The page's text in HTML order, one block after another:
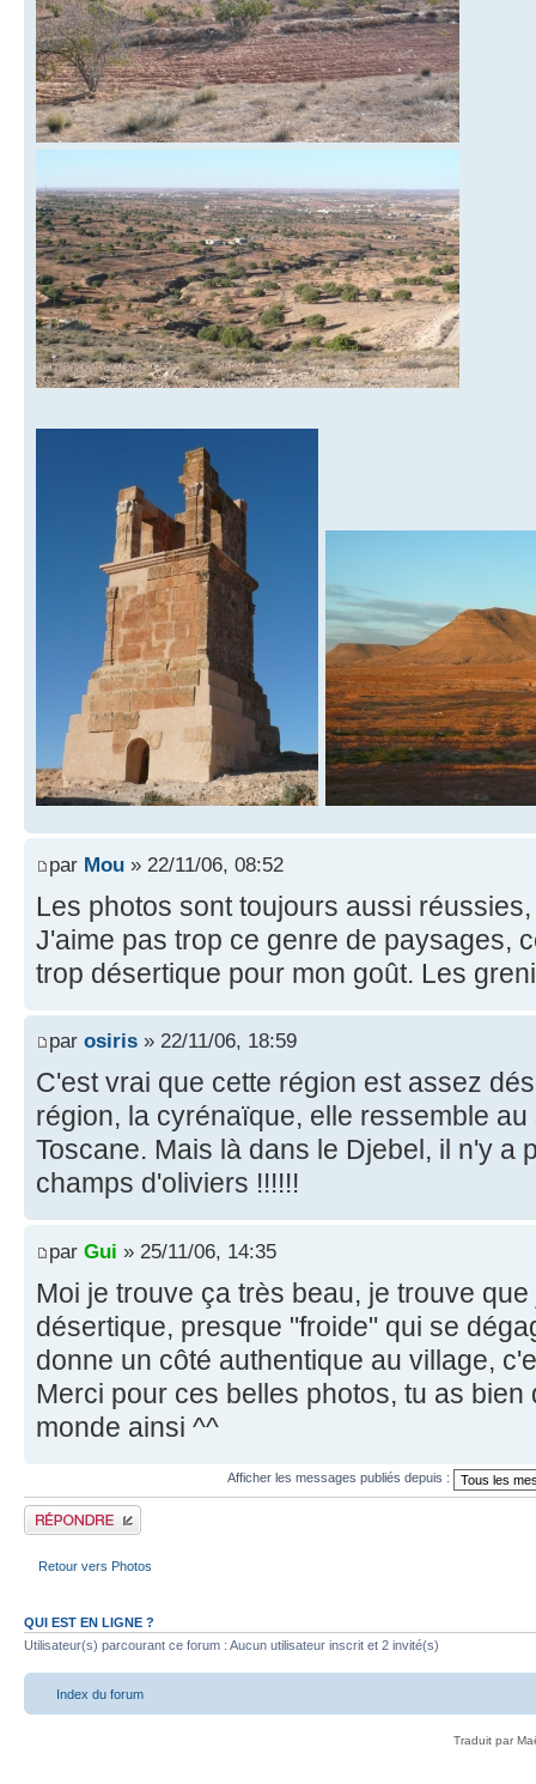
par Mou » 22/11/06, 08:52
Les photos sont toujours aussi
J'aime pas trop ce genre de paysages,
trop désertique pour mon goût. Les
par osiris » 22/11/06, 18:59
C'est vrai que cette région est assez
région, la cyrénaïque, elle ressemble
Toscane. Mais là dans le Djebel, il n'y a
champs d'oliviers !!!!!!
par Gui » 25/11/06, 14:35
Moi je trouve ça très beau, je trouve
désertique, presque "froide" qui se
donne un côté authentique au village,
Merci pour ces belles photos, tu as
monde ainsi ^^
Afficher les messages publiés depuis :
Publier une réponse
Retour vers Photos
QUI EST EN LIGNE ?
Utilisateur(s) parcourant ce forum : Aucun utilisateur inscrit et 2 invité(s)
Index du forum
Traduit par